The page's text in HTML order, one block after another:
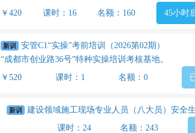
￥420
课时：16 名额：160 45小时
新训
安管C1“实操”考前培训（2026第02期）
“成都市创业路36号”特种实操培训考核基地。
￥520
课时：1 名额：0
新训
建设领域施工现场专业人员（八大员）安全生产月公益
课时：24
名额：243